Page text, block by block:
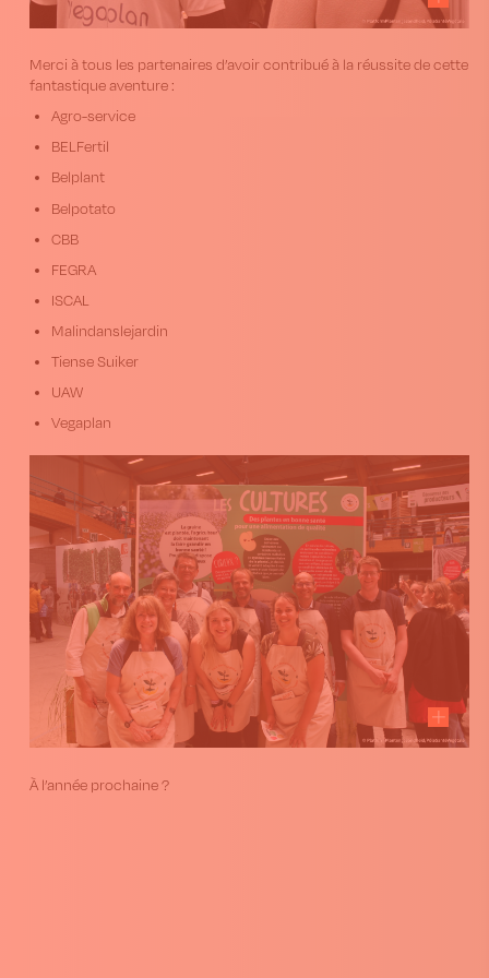
Merci à tous les partenaires d’avoir contribué à la réussite de cette
fantastique aventure :
Agro-service
BELFertil
Belplant
Belpotato
CBB
FEGRA
ISCAL
Malindanslejardin
Tiense Suiker
UAW
Vegaplan
À l’année prochaine ?